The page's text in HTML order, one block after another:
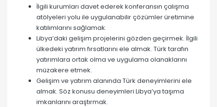
İlgili kurumları davet ederek konferansın çalışma
atölyeleri yolu ile uygulanabilir çözümler üretimine
katılımlarını sağlamak.
Libya’daki gelişim projelerini gözden geçirmek. İlgili
ülkedeki yatırım fırsatlarını ele almak. Türk tarafın
yatırımlara ortak olma ve uygulama olanaklarını
müzakere etmek.
Gelişim ve yatırım alanında Türk deneyimlerini ele
almak. Söz konusu deneyimleri Libya’ya taşıma
imkanlarını araştırmak.